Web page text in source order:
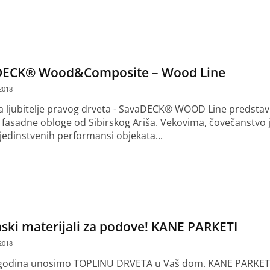
Wood&Composite – Wood Line
ljubitelje pravog drveta - SavaDECK® WOOD Line
obloge od Sibirskog Ariša. Vekovima, čovečanstvo
performansi objekata...
materijali za podove! KANE PARKETI
unosimo TOPLINU DRVETA u Vaš dom. KANE